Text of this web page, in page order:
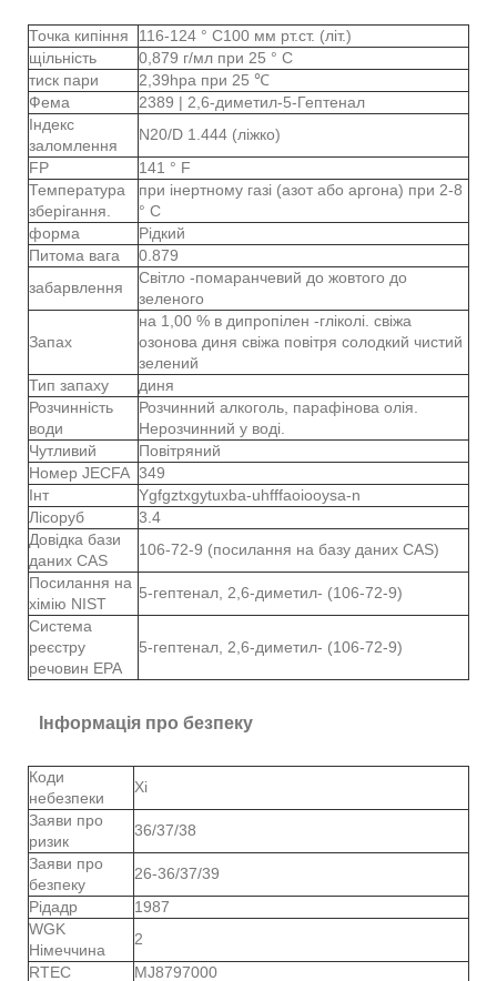
Точка кипіння
116-124 ° C100 мм рт.ст. (літ.)
щільність
0,879 г/мл при 25 ° C
тиск пари
2,39hpa при 25 ℃
Фема
2389 | 2,6-диметил-5-Гептенал
Індекс
заломлення
N20/D 1.444 (ліжко)
FP
141 ° F
Температура
зберігання.
при інертному газі (азот або аргона) при 2-8
° C
форма
Рідкий
Питома вага
0.879
забарвлення
Світло -помаранчевий до жовтого до
зеленого
Запах
на 1,00 % в дипропілен -гліколі. свіжа
озонова диня свіжа повітря солодкий чистий
зелений
Тип запаху
диня
Розчинність
води
Розчинний алкоголь, парафінова олія.
Нерозчинний у воді.
Чутливий
Повітряний
Номер JECFA 349
Інт
Ygfgztxgytuxba-uhfffaoiooysa-n
Лісоруб
3.4
Довідка бази
даних CAS
106-72-9 (посилання на базу даних CAS)
Посилання на
хімію NIST
5-гептенал, 2,6-диметил- (106-72-9)
Система
реєстру
речовин EPA
5-гептенал, 2,6-диметил- (106-72-9)
Інформація про безпеку
Коди
небезпеки
Xi
Заяви про
ризик
36/37/38
Заяви про
безпеку
26-36/37/39
Рідадр
1987
WGK
Німеччина
2
RTEC
MJ8797000